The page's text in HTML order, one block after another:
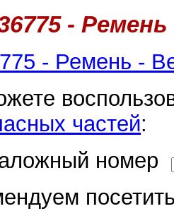
-
- Ремень -
частей:
номер